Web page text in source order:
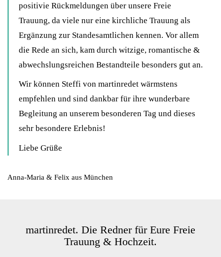
positivie Rückmeldungen über unsere Freie
Trauung, da viele nur eine kirchliche Trauung als
Ergänzung zur Standesamtlichen kennen. Vor allem
die Rede an sich, kam durch witzige, romantische &
abwechslungsreichen Bestandteile besonders gut an.
Wir können Steffi von martinredet wärmstens
empfehlen und sind dankbar für ihre wunderbare
Begleitung an unserem besonderen Tag und dieses
sehr besondere Erlebnis!
Liebe Grüße
Anna-Maria & Felix aus München
martinredet. Die Redner für Eure Freie
Trauung & Hochzeit.